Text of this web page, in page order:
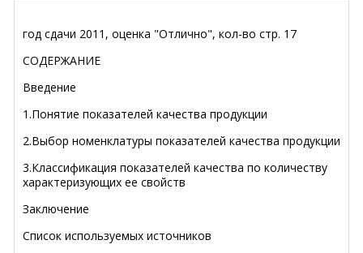
год сдачи 2011, оценка "Отлично", кол-во стр. 17
СОДЕРЖАНИЕ
Введение
1.Понятие показателей качества продукции
2.Выбор номенклатуры показателей качества продукции
3.Классификация показателей качества по количеству
характеризующих ее свойств
Заключение
Список используемых источников